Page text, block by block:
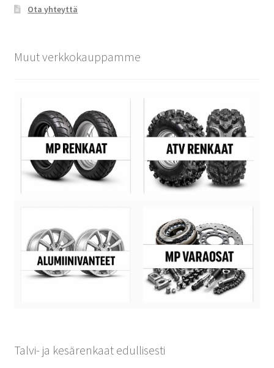
Ota yhteyttä
Muut verkkokauppamme
Talvi- ja kesärenkaat edullisesti